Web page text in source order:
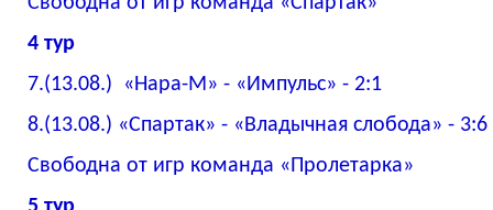
4 тур
7.(13.08.) «Нара-М» - «Импульс» - 2:1
8.(13.08.) «Спартак» - «Владычная слобода» - 3:6
Свободна от игр команда «Пролетарка»